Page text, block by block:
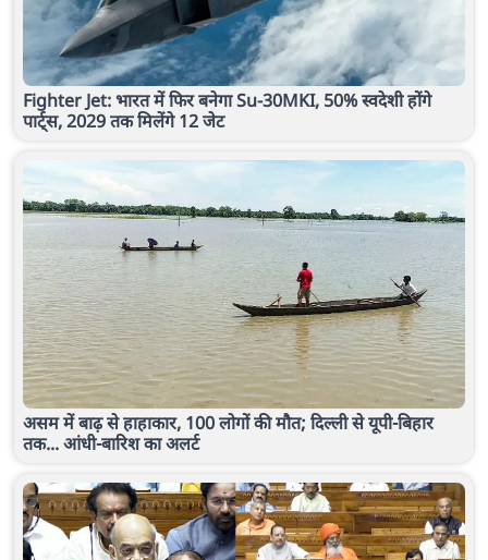
Fighter Jet: भारत में फिर बनेगा Su-30MKI, 50% स्वदेशी होंगे
पार्ट्स, 2029 तक मिलेंगे 12 जेट
असम में बाढ़ से हाहाकार, 100 लोगों की मौत; दिल्ली से यूपी-बिहार
तक... आंधी-बारिश का अलर्ट